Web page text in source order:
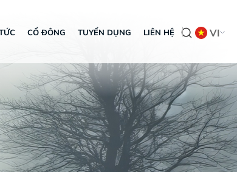
CỔ ĐÔNG TUYỂN DỤNG LIÊN HỆ VI